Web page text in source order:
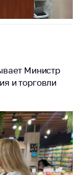
Министр
и торговли